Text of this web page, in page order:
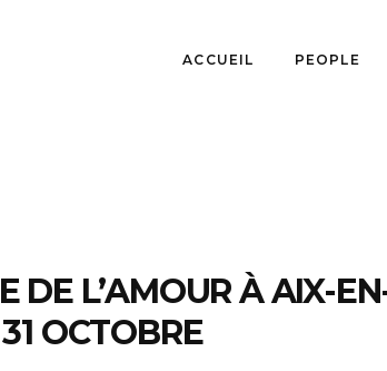
ACCUEIL PEOPLE
DE L’AMOUR À AIX-
OCTOBRE